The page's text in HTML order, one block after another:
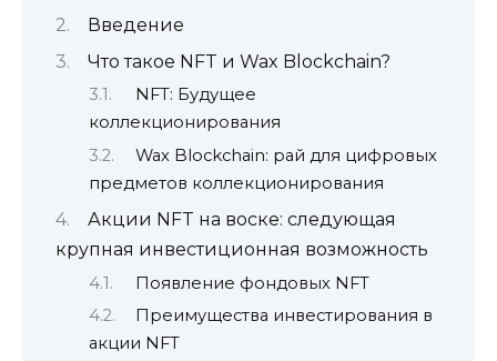
Введение
Что такое NFT и Wax Blockchain?
NFT: Будущее
коллекционирования
Wax Blockchain: рай для цифровых
предметов коллекционирования
Акции NFT на воске: следующая
крупная инвестиционная возможность
Появление фондовых NFT
Преимущества инвестирования в
акции NFT